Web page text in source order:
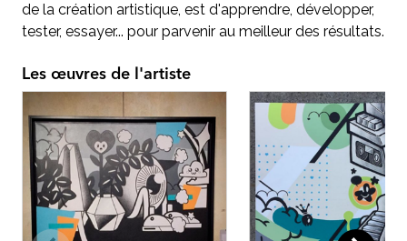
de la création artistique, est d'apprendre, développer,
tester, essayer... pour parvenir au meilleur des résultats.
Les œuvres de l'artiste